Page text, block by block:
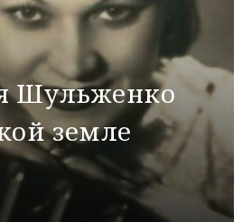
Шульженко
земле